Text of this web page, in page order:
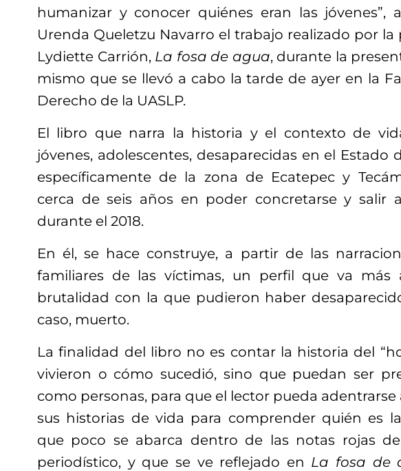
humanizar y conocer quiénes eran las jóvenes”,
Urenda Queletzu Navarro el trabajo realizado por la
Lydiette Carrión, La fosa de agua, durante la
mismo que se llevó a cabo la tarde de ayer en la
Derecho de la UASLP.
El libro que narra la historia y el contexto de
jóvenes, adolescentes, desaparecidas en el Estado
específicamente de la zona de Ecatepec y
cerca de seis años en poder concretarse y salir
durante el 2018.
En él, se hace construye, a partir de las
familiares de las víctimas, un perfil que va más
brutalidad con la que pudieron haber
caso, muerto.
La finalidad del libro no es contar la historia del
vivieron o cómo sucedió, sino que puedan ser
como personas, para que el lector pueda adentrarse
sus historias de vida para comprender quién es
que poco se abarca dentro de las notas rojas
periodístico, y que se ve reflejado en La fosa de